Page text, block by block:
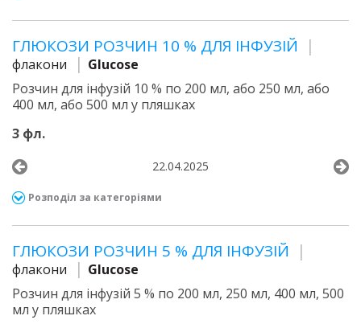
ГЛЮКОЗИ РОЗЧИН 10 % ДЛЯ ІНФУЗІЙ
флакони
Glucose
Розчин для інфузій 10 % по 200 мл, або 250 мл, або
400 мл, або 500 мл у пляшках
3 фл.
22.04.2025
Розподіл за категоріями
ГЛЮКОЗИ РОЗЧИН 5 % ДЛЯ ІНФУЗІЙ
флакони
Glucose
Розчин для інфузій 5 % по 200 мл, 250 мл, 400 мл, 500
мл у пляшках